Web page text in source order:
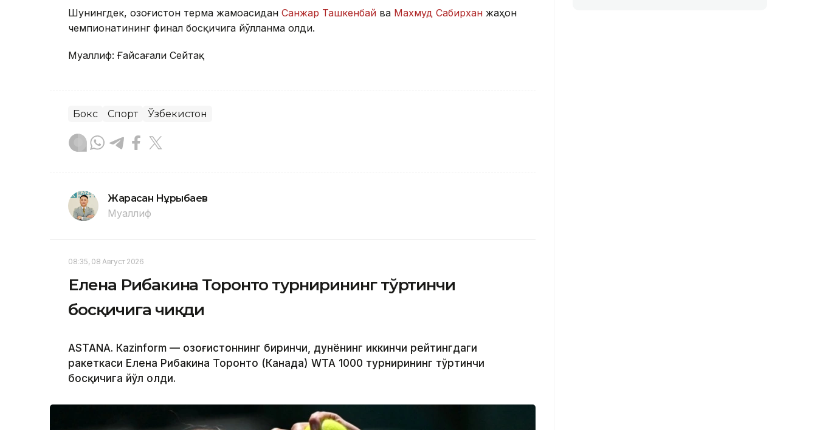
Шунингдек, Қозоғистон терма жамоасидан Санжар Ташкенбай ва Махмуд Сабирхан жаҳон
чемпионатининг финал босқичига йўлланма олди.
Муаллиф: Ғайсағали Сейтақ
Бокс Спорт Ўзбекистон
Жарасқан Нұрыбаев
Муаллиф
08:35, 08 Август 2026
Елена Рибакина Торонто турнирининг тўртинчи
босқичига чиқди
ASTANА. Кazinform — Қозоғистоннинг биринчи, дунёнинг иккинчи рейтингдаги
ракеткаси Елена Рибакина Торонто (Канада) WТА 1000 турнирининг тўртинчи
босқичига йўл олди.